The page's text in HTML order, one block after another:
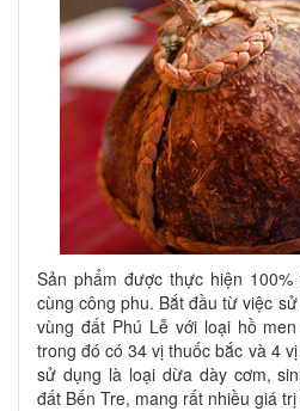
Sản phẩm được thực hiện
cùng công phu. Bắt đầu từ việc
vùng đất Phú Lễ với loại hồ
trong đó có 34 vị thuốc bắc và 4
sử dụng là loại dừa dày cơm,
đất Bến Tre, mang rất nhiều giá